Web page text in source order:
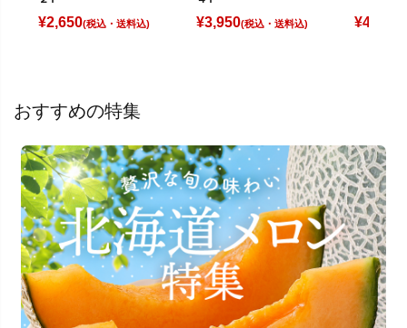
¥2,650(税込) ¥3,950(税込) ¥4,480
おすすめの特集